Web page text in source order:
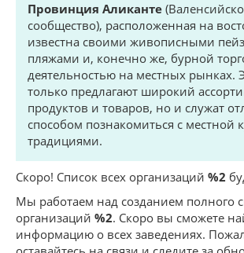
ПРЕДЛОЖЕНИЯ
СТАТЬИ
УСЛУГИ
Провинция Аликанте
сообщество), расположенная на
известна своими живописными
пляжами и, конечно же, бурной
деятельностью на местных рынках.
только предлагают широкий
продуктов и товаров, но и служат
способом познакомиться с местной
традициями.
Скоро! Список всех организаций %2
Мы работаем над созданием полного
организаций %2. Скоро вы сможете
информацию о всех заведениях.